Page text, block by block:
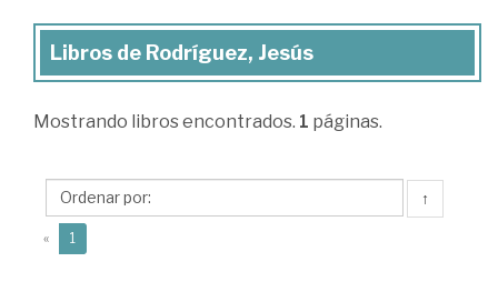
Libros
Rodríguez,
Libros de Rodríguez, Jesús
Mostrando libros encontrados. 1 páginas.
↑
« 1